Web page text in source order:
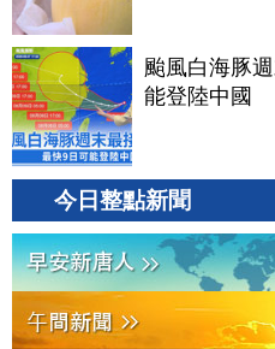
颱風白海豚
能登陸中國
今日整點新聞